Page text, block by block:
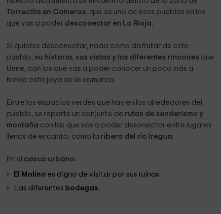
Torrecilla en Cameros, que es uno de esos pueblos en los
que vas a poder desconectar en La Rioja.
Si quieres desconectar, nada como disfrutar de este
pueblo, su historia, sus vistas y los diferentes rincones que
tiene, con los que vas a poder conocer un poco más a
fondo esta joya de la comarca.
Entre los espacios verdes que hay en los alrededores del
pueblo, se reparte un conjunto de rutas de senderismo y
montaña con las que vas a poder desonectar entre lugares
llenos de encanto, como la ribera del río Iregua.
En el casco urbano:
El Molino es digno de visitar por sus ruinas.
Las diferentes bodegas.